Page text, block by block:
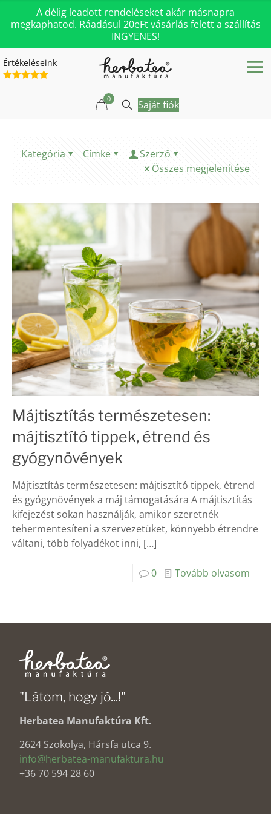
A délig leadott rendeléseket akár másnapra
megkaphatod. Ráadásul 20eFt vásárlás felett a szállítás
INGYENES!
Értékeléseink
0 Saját fiók
Kategória Címke
Szerző
Összes megjelenítése
Májtisztítás természetesen:
májtisztító tippek, étrend és
gyógynövények
Májtisztítás természetesen: májtisztító tippek, étrend
és gyógynövények a máj támogatására A májtisztítás
kifejezést sokan használják, amikor szeretnék
tehermentesíteni a szervezetüket, könnyebb étrendre
váltani, több folyadékot inni, […]
0 Tovább olvasom
"Látom, hogy jó...!"
Herbatea Manufaktúra Kft.
2624 Szokolya, Hársfa utca 9.
info@herbatea-manufaktura.hu
+36 70 594 28 60